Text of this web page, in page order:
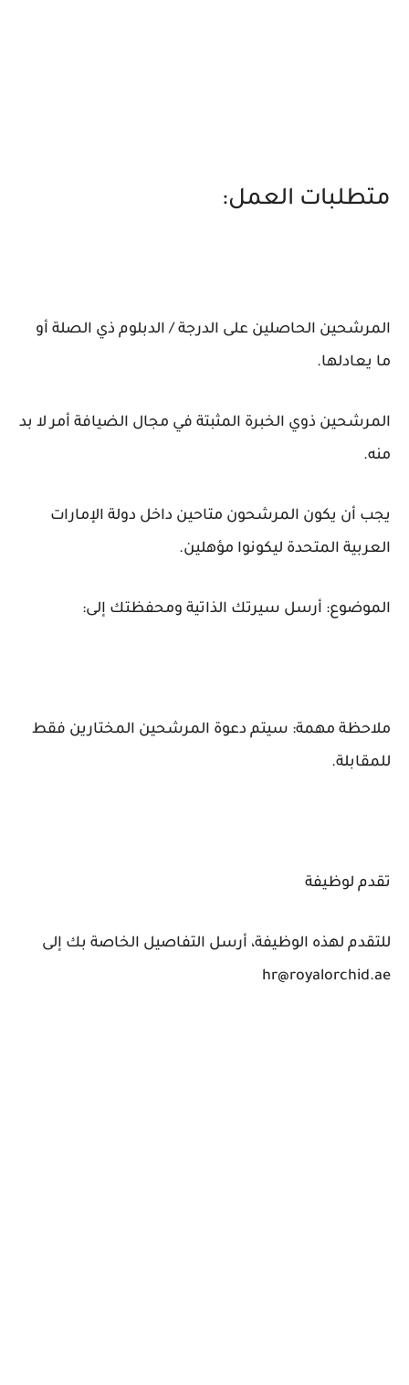
متطلبات العمل:
المرشحين الحاصلين على الدرجة / الدبلوم ذي الصلة أو
ما يعادلها.
المرشحين ذوي الخبرة المثبتة في مجال الضيافة أمر لا بد
منه.
يجب أن يكون المرشحون متاحين داخل دولة الإمارات
العربية المتحدة ليكونوا مؤهلين.
الموضوع: أرسل سيرتك الذاتية ومحفظتك إلى:
ملاحظة مهمة: سيتم دعوة المرشحين المختارين فقط
للمقابلة.
تقدم لوظيفة
للتقدم لهذه الوظيفة، أرسل التفاصيل الخاصة بك إلى
hr@royalorchid.ae